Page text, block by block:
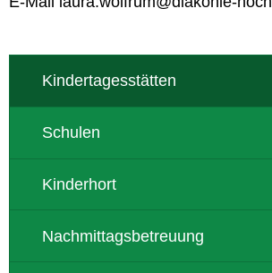
Kindertagesstätten
Schulen
Kinderhort
Nachmittagsbetreuung